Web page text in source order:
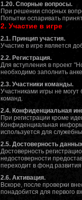
1.20. Спорные вопросы.
При решении спорных
Попытки оспаривать
2. Участие в игре
2.1. Принцип участия.
Участие в игре является
2.2. Регистрация.
Для вступления в проект
необходимо заполнить
2.3. Участники команды.
Участниками игры не могут
команд.
2.4. Конфиденциальная
При регистрации кроме
Конфиденциальная
используется для
2.5. Достоверность
Достоверность
недостоверности
переходит в фонд
2.6. Активация.
Вскоре, после проверки
понадобится для первого